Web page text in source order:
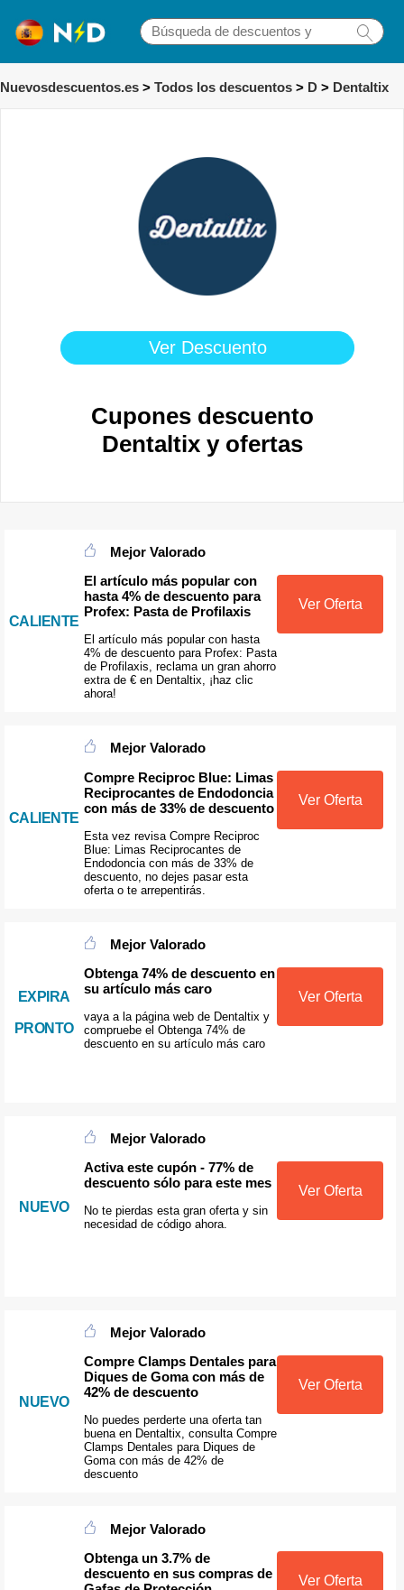
Nuevosdescuentos.es > Todos los descuentos > D > Dentaltix
Ver Descuento
Cupones descuento
Dentaltix y ofertas
CALIENTE
Mejor Valorado
El artículo más popular con
hasta 4% de descuento para
Profex: Pasta de Profilaxis
El artículo más popular con hasta
4% de descuento para Profex: Pasta
de Profilaxis, reclama un gran ahorro
extra de € en Dentaltix, ¡haz clic
ahora!
Ver Oferta
CALIENTE
Mejor Valorado
Compre Reciproc Blue: Limas
Reciprocantes de Endodoncia
con más de 33% de descuento
Esta vez revisa Compre Reciproc
Blue: Limas Reciprocantes de
Endodoncia con más de 33% de
descuento, no dejes pasar esta
oferta o te arrepentirás.
Ver Oferta
EXPIRA
PRONTO
Mejor Valorado
Obtenga 74% de descuento en
su artículo más caro
vaya a la página web de Dentaltix y
compruebe el Obtenga 74% de
descuento en su artículo más caro
Ver Oferta
NUEVO
Mejor Valorado
Activa este cupón - 77% de
descuento sólo para este mes
No te pierdas esta gran oferta y sin
necesidad de código ahora.
Ver Oferta
NUEVO
Mejor Valorado
Compre Clamps Dentales para
Diques de Goma con más de
42% de descuento
No puedes perderte una oferta tan
buena en Dentaltix, consulta Compre
Clamps Dentales para Diques de
Goma con más de 42% de
descuento
Ver Oferta
Mejor Valorado
Obtenga un 3.7% de
descuento en sus compras de
Ver Oferta